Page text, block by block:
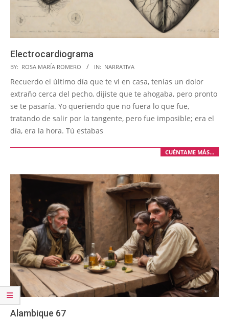
Electrocardiograma
2024-
03-
31
BY: ROSA MARÍA ROMERO IN: NARRATIVA
Recuerdo el último día que te vi en casa, tenías un dolor
extraño cerca del pecho, dijiste que te ahogaba, pero pronto
se te pasaría. Yo queriendo que no fuera lo que fue,
tratando de salir por la tangente, pero fue imposible; era el
día, era la hora. Tú estabas
CUÉNTAME MÁS…
Alambique 67